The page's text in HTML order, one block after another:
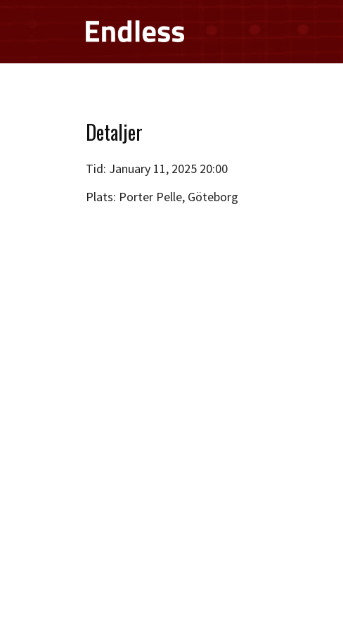
Detaljer
Tid: January 11, 2025 20:00
Plats: Porter Pelle, Göteborg